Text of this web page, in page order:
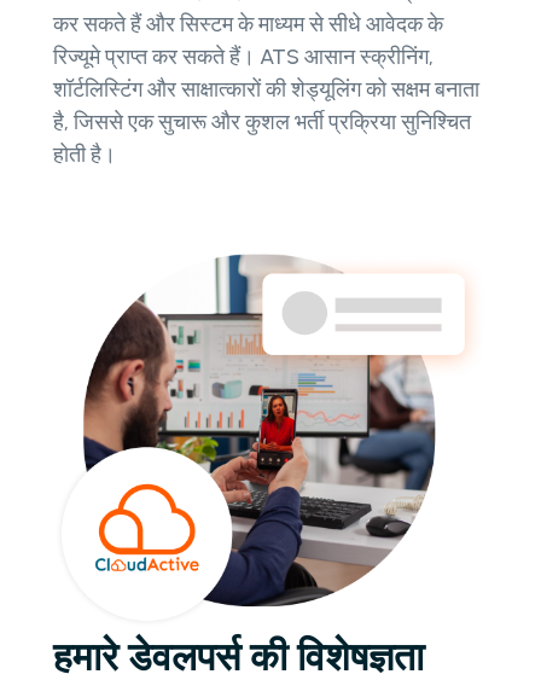
कर सकते हैं और सिस्टम के माध्यम से सीधे आवेदक के
रिज्यूमे प्राप्त कर सकते हैं। ATS आसान स्क्रीनिंग,
शॉर्टलिस्टिंग और साक्षात्कारों की शेड्यूलिंग को सक्षम बनाता
है, जिससे एक सुचारू और कुशल भर्ती प्रक्रिया सुनिश्चित
होती है।
हमारे डेवलपर्स की विशेषज्ञता